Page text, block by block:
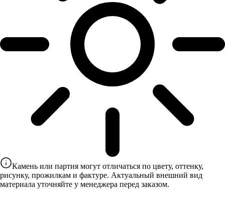
Камень или партия могут отличаться по цвету, оттенку,
рисунку, прожилкам и фактуре. Актуальный внешний вид
материала уточняйте у менеджера перед заказом.